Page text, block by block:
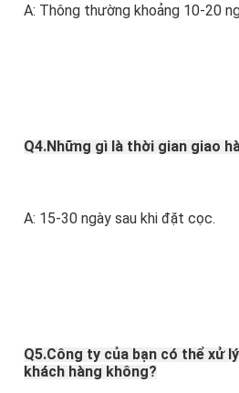
A: Thông thường khoảng 10-20
Q4.Những gì là thời gian giao
A: 15-30 ngày sau khi đặt cọc.
Q5.Công ty của bạn có thể xử
khách hàng không?